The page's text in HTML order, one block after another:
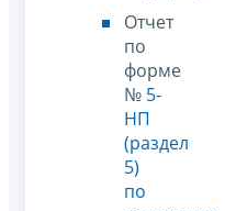
Отчет
по
форме
№ 5-
НП
(раздел
5)
по